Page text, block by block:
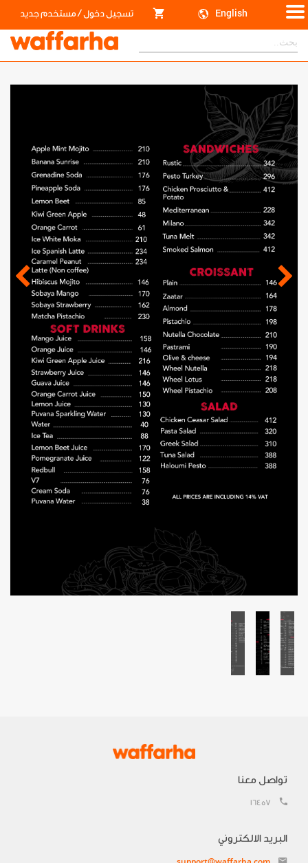
English تسجيل دخول/مستخدم جديد
تواصل معنا
16457
البريد الالكتروني